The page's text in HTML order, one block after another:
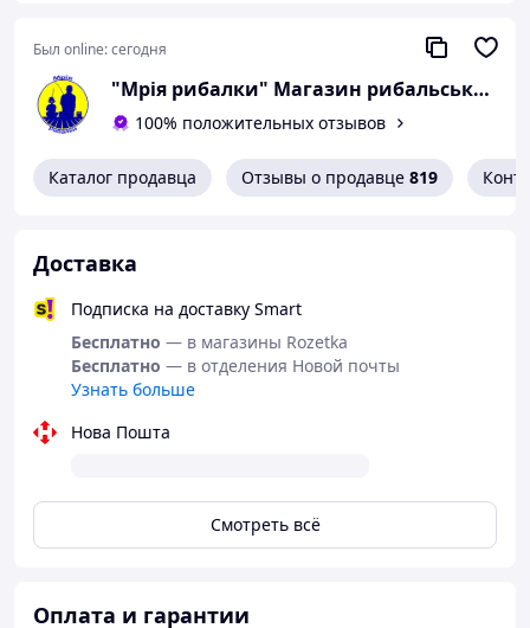
д.). Ни хвоста ни чешуи!!!
Был online:сегодня
"Мрія рибалки" Магазин рибальських снастей
100% положительных отзывов
Каталог продавца Отзывы о продавце 819
Доставка
Подписка на доставку Smart
Бесплатно — в магазины Rozetka
Бесплатно — в отделения Новой почты
Узнать больше
Нова Пошта
Смотреть всё
Оплата и гарантии